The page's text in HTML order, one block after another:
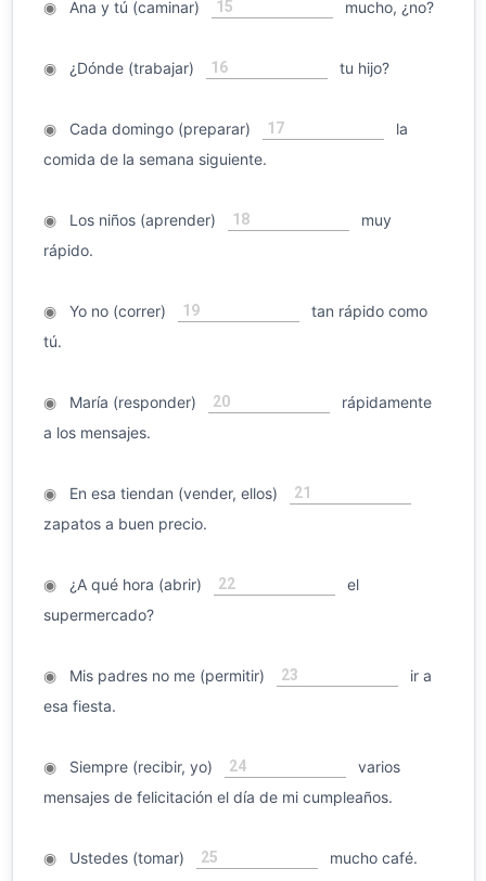
◉Ana y tú (caminar) 15 mucho, ¿no?
◉¿Dónde (trabajar) 16 tu hijo?
◉Cada domingo (preparar) 17
la
comida de la semana siguiente.
◉Los niños (aprender) 18
muy
rápido.
◉Yo no (correr) 19
tan rápido como
tú.
◉María (responder) 20
rápidamente
a los mensajes.
◉En esa tiendan (vender, ellos) 21
zapatos a buen precio.
◉¿A qué hora (abrir) 22
el
supermercado?
◉Mis padres no me (permitir) 23
ir a
esa fiesta.
◉Siempre (recibir, yo) 24
varios
mensajes de felicitación el día de mi cumpleaños.
◉Ustedes (tomar) 25 mucho café.